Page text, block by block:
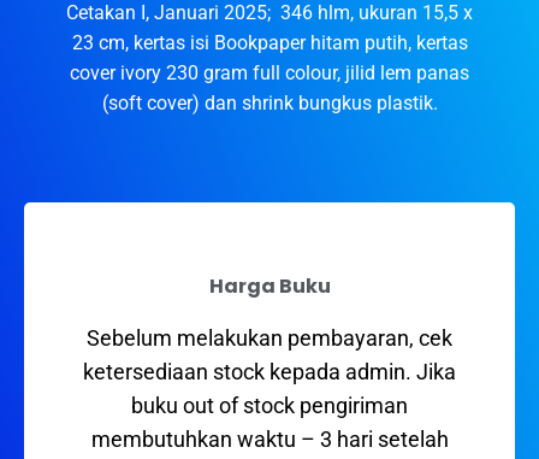
Cetakan I, Januari 2025; 346 hlm, ukuran 15,5 x
23 cm, kertas isi Bookpaper hitam putih, kertas
cover ivory 230 gram full colour, jilid lem panas
(soft cover) dan shrink bungkus plastik.
Harga Buku
Sebelum melakukan pembayaran, cek
ketersediaan stock kepada admin. Jika
buku out of stock pengiriman
membutuhkan waktu – 3 hari setelah